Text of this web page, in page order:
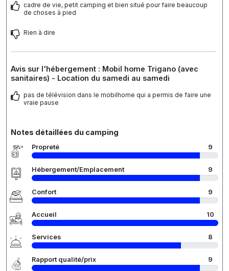
cadre de vie, petit camping et bien situé pour faire beaucoup
de choses à pied
Rien à dire
Avis sur l'hébergement : Mobil home Trigano (avec
sanitaires) - Location du samedi au samedi
pas de télévision dans le mobilhome qui a permis de faire une
vraie pause
Notes détaillées du camping
Propreté 9
Hébergement/Emplacement 9
Confort 9
Accueil 10
Services 8
Rapport qualité/prix 9